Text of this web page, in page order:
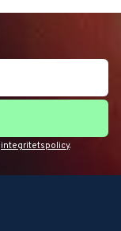
integritetspolicy.